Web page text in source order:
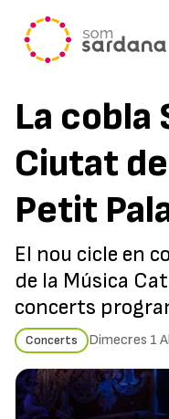
La cobla
Ciutat
Petit
El nou cicle en
de la Música
concerts
Concerts Dimecres 1